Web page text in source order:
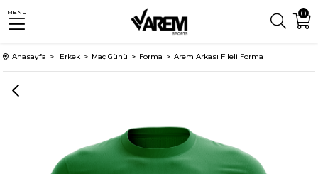
0
MENU
Anasayfa Erkek Maç Günü Forma Arem Arkası Fileli Forma